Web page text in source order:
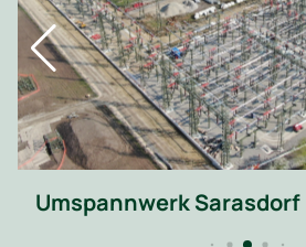
Umspannwerk Sarasdorf